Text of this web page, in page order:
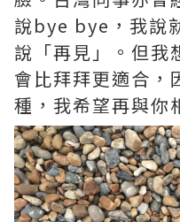
說bye bye，我說
說「再見」。但我
會比拜拜更適合，
種，我希望再與你